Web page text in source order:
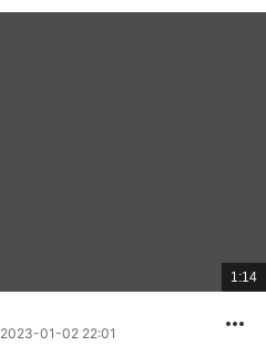
總
共
1:14
2023-01-02 22:01